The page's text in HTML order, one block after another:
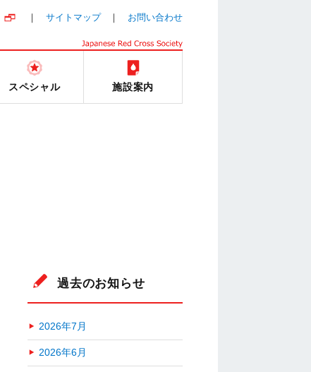
サイトマップ お問い合わせ
スペシャル 施設案内
過去のお知らせ
2026年7月
2026年6月